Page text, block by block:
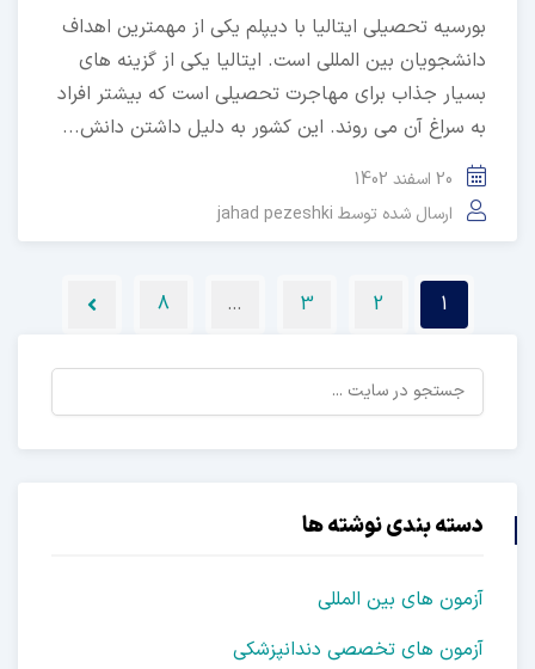
بورسیه تحصیلی ایتالیا با دیپلم یکی از مهمترین اهداف
دانشجویان بین المللی است. ایتالیا یکی از گزینه های
بسیار جذاب برای مهاجرت تحصیلی است که بیشتر افراد
به سراغ آن می روند. این کشور به دلیل داشتن دانش...
20 اسفند 1402
ارسال شده توسطjahad pezeshki
دسته بندی نوشته ها
آزمون های بین المللی
آزمون های تخصصی دندانپزشکی